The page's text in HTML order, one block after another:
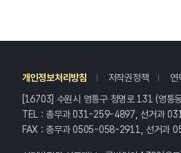
개인정보처리방침 저작권정책 연
[16703] 수원시 영통구 청명로 131 (영통
TEL : 총무과 031-259-4897, 선거과
FAX : 총무과 0505-058-2911, 선거